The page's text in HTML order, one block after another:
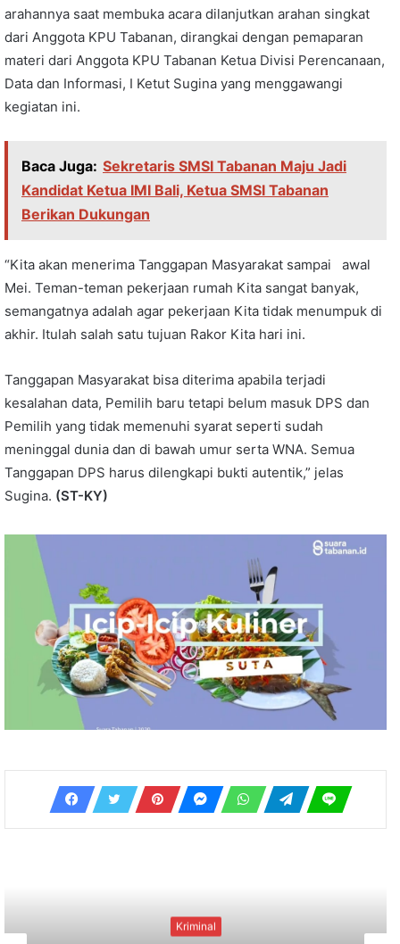
arahannya saat membuka acara dilanjutkan arahan singkat
dari Anggota KPU Tabanan, dirangkai dengan pemaparan
materi dari Anggota KPU Tabanan Ketua Divisi Perencanaan,
Data dan Informasi, I Ketut Sugina yang menggawangi
kegiatan ini.
Baca Juga: Sekretaris SMSI Tabanan Maju Jadi
Kandidat Ketua IMI Bali, Ketua SMSI Tabanan
Berikan Dukungan
“Kita akan menerima Tanggapan Masyarakat sampai awal
Mei. Teman-teman pekerjaan rumah Kita sangat banyak,
semangatnya adalah agar pekerjaan Kita tidak menumpuk di
akhir. Itulah salah satu tujuan Rakor Kita hari ini.
Tanggapan Masyarakat bisa diterima apabila terjadi
kesalahan data, Pemilih baru tetapi belum masuk DPS dan
Pemilih yang tidak memenuhi syarat seperti sudah
meninggal dunia dan di bawah umur serta WNA. Semua
Tanggapan DPS harus dilengkapi bukti autentik,” jelas
Sugina. (ST-KY)
Kriminal